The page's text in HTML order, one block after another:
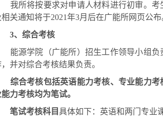
我所将按要求对申请人材料进行初审。
相关通知将于2021年3月后在广能所网页公布
3、综合考核
能源学院（广能所）招生工作领导小组
并对综合考核结果负责。
综合考核包括英语能力考核、专业能力
力考核均为笔试。
笔试考核科目具体如下：英语和两门专业课